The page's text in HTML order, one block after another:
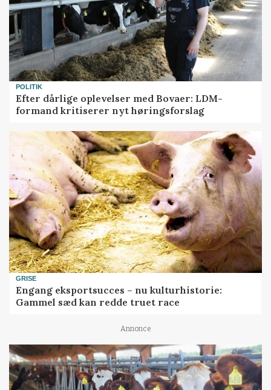
POLITIK
Efter dårlige oplevelser med Bovaer: LDM-
formand kritiserer nyt høringsforslag
GRISE
Engang eksportsucces – nu kulturhistorie:
Gammel sæd kan redde truet race
Annonce